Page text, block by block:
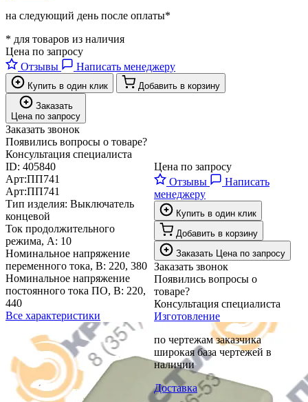
на следующий день после оплаты*
* для товаров из наличия
Цена по запросу
Отзывы
Написать менеджеру
Купить в один клик
Добавить в корзину
Заказать
Цена по запросу
Заказать звонок
Появились вопросы о товаре?
Консультация специалиста
ID: 405840
Арт:ПП741
Арт:ПП741
Тип изделия: Выключатель
концевой
Ток продолжительного
режима, А: 10
Номинальное напряжение
переменного тока, В: 220, 380
Номинальное напряжение
постоянного тока ПО, В: 220,
440
Все характеристики
Цена по запросу
Отзывы
Написать
менеджеру
Купить в один клик
Добавить в корзину
Заказать Цена по запросу
Заказать звонок
Появились вопросы о
товаре?
Консультация специалиста
Изготовление
по чертежам заказчика
широкая база чертежей в
наличии
Доставка